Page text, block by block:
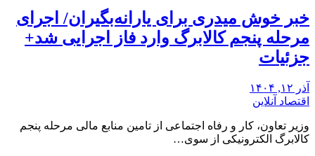
خبر خوش میدری برای یارانه‌بگیران/ اجرای
مرحله پنجم کالابرگ وارد فاز اجرایی شد+
جزئیات
آذر ۱۲, ۱۴۰۴
اقتصاد آنلاین
وزیر تعاون، کار و رفاه اجتماعی از تامین منابع مالی مرحله پنجم
کالابرگ الکترونیکی از سوی…